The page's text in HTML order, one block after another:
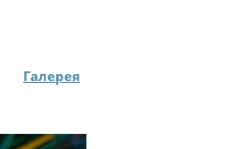
Галерея